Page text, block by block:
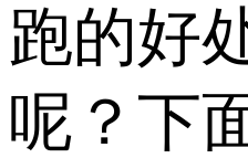
跑的好
呢？下